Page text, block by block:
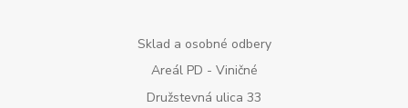
Sklad a osobné odbery
Areál PD - Viničné
Družstevná ulica 33